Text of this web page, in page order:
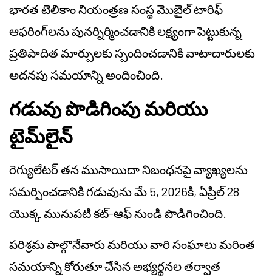
భారత టెలికాం నియంత్రణ సంస్థ మొబైల్ టారిఫ్
ఆఫరింగ్‌లను పునర్నిర్మించడానికి లక్ష్యంగా పెట్టుకున్న
ప్రతిపాదిత మార్పులకు స్పందించడానికి వాటాదారులకు
అదనపు సమయాన్ని అందించింది.
గడువు పొడిగింపు మరియు
టైమ్‌లైన్
రెగ్యులేటర్ తన ముసాయిదా నిబంధనపై వ్యాఖ్యలను
సమర్పించడానికి గడువును మే 5, 2026కి, ఏప్రిల్ 28
యొక్క మునుపటి కట్-ఆఫ్ నుండి పొడిగించింది.
పరిశ్రమ పాల్గొనేవారు మరియు వారి సంఘాలు మరింత
సమయాన్ని కోరుతూ చేసిన అభ్యర్థనల తర్వాత